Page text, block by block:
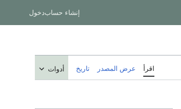
إنشاء حسابدخول
اقرأ عرض المصدر تاريخ أدوات